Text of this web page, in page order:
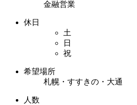
金融営業
休日
土
日
祝
希望場所
札幌・すすきの・大通
人数